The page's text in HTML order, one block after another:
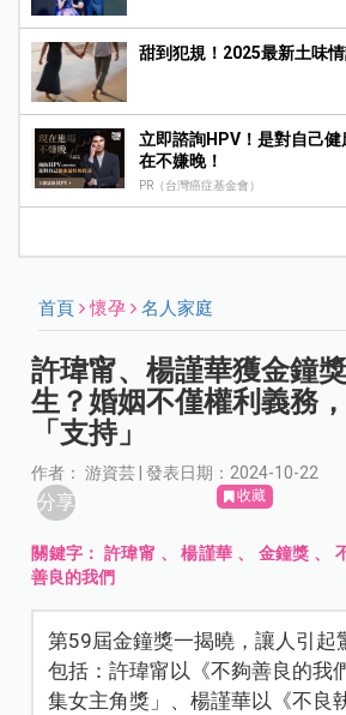
甜到犯規！2025最新土味
立即諮詢HPV！是對自己
在不嫌晚！
PR（台灣癌症基金會）
首頁 懷孕 名人家庭
許瑋甯、楊謹華獲金鐘
生？婚姻不僅權利義務
「支持」
作者： 游資芸 | 發表日期：2024-10-22
分享 收藏
關鍵字：許瑋甯 、楊謹華 、 金鐘獎 、
善良的我們
第59屆金鐘獎一揭曉，讓人引起
包括：許瑋甯以《不夠善良的我
集女主角獎」、楊謹華以《不良